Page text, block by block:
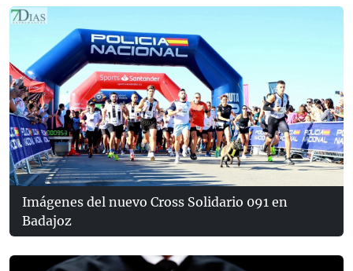
Imágenes del nuevo Cross Solidario 091 en
Badajoz